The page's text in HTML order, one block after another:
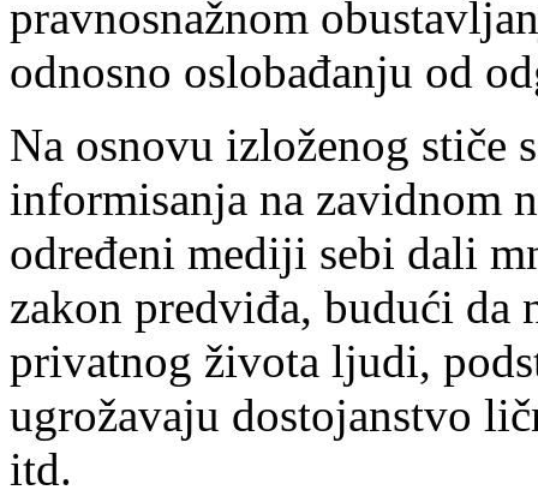
pravnosnažnom
odnosno oslobađanju od
Na osnovu izloženog stiče
informisanja na zavidnom
određeni mediji sebi dali
zakon predviđa, budući da
privatnog života ljudi,
ugrožavaju dostojanstvo
itd.